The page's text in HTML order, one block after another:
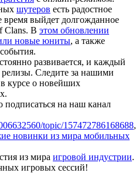
шутеров есть радостное
время выйдет долгожданное
Clans. В этом обновлении
новые юниты, а также
развивается, и каждый
Следите за нашими
курсе о новейших
подписаться на наш канал
topic/157472786168688,
новинки из мира мобильных
из мира игровой индустрии.
игровых сессий!